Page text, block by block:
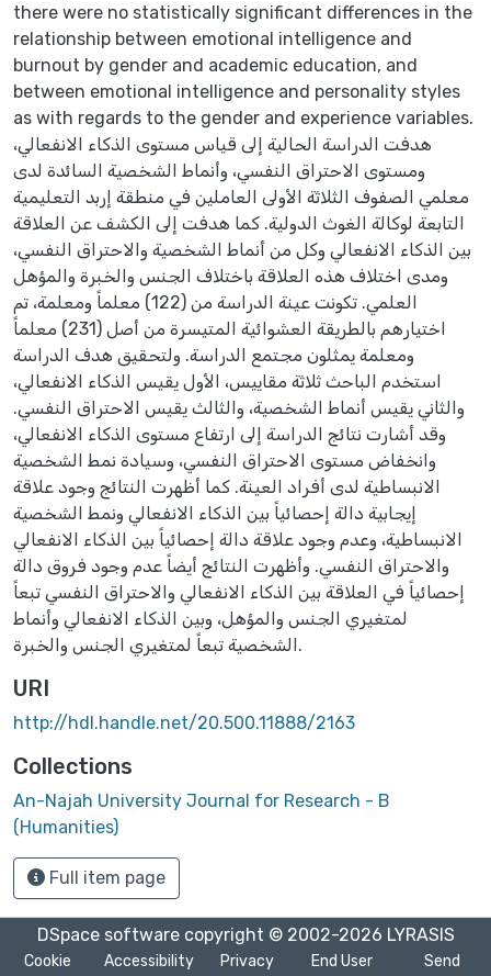
there were no statistically significant differences in the
relationship between emotional intelligence and
burnout by gender and academic education, and
between emotional intelligence and personality styles
as with regards to the gender and experience variables.
هدفت الدراسة الحالية إلى قياس مستوى الذكاء الانفعالي،
ومستوى الاحتراق النفسي، وأنماط الشخصية السائدة لدى
معلمي الصفوف الثلاثة الأولى العاملين في منطقة إربد التعليمية
التابعة لوكالة الغوث الدولية. كما هدفت إلى الكشف عن العلاقة
بين الذكاء الانفعالي وكل من أنماط الشخصية والاحتراق النفسي،
ومدى اختلاف هذه العلاقة باختلاف الجنس والخبرة والمؤهل
العلمي. تكونت عينة الدراسة من (122) معلماً ومعلمة، تم
اختيارهم بالطريقة العشوائية المتيسرة من أصل (231) معلماً
ومعلمة يمثلون مجتمع الدراسة. ولتحقيق هدف الدراسة
استخدم الباحث ثلاثة مقاييس، الأول يقيس الذكاء الانفعالي،
والثاني يقيس أنماط الشخصية، والثالث يقيس الاحتراق النفسي.
وقد أشارت نتائج الدراسة إلى ارتفاع مستوى الذكاء الانفعالي،
وانخفاض مستوى الاحتراق النفسي، وسيادة نمط الشخصية
الانبساطية لدى أفراد العينة. كما أظهرت النتائج وجود علاقة
إيجابية دالة إحصائياً بين الذكاء الانفعالي ونمط الشخصية
الانبساطية، وعدم وجود علاقة دالة إحصائياً بين الذكاء الانفعالي
والاحتراق النفسي. وأظهرت النتائج أيضاً عدم وجود فروق دالة
إحصائياً في العلاقة بين الذكاء الانفعالي والاحتراق النفسي تبعاً
لمتغيري الجنس والمؤهل، وبين الذكاء الانفعالي وأنماط
الشخصية تبعاً لمتغيري الجنس والخبرة.
URI
http://hdl.handle.net/20.500.11888/2163
Collections
An-Najah University Journal for Research - B
(Humanities)
Full item page
DSpace softwarecopyright © 2002-2026 LYRASIS
Cookie
Accessibility
Privacy
End User
Send